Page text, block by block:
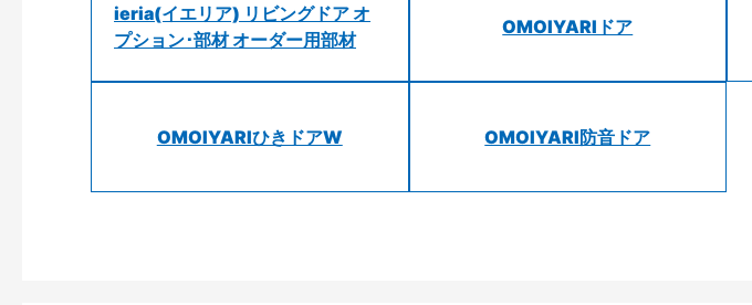
ieria(イエリア) リビングドア オ
プション･部材 オーダー用部材
OMOIYARIドア
OMOIYARIひきドアW OMOIYARI防音ドア